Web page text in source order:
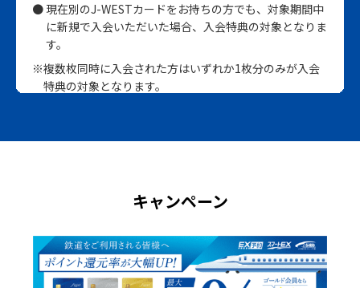
現在別のJ-WESTカードをお持ちの方でも、対象期間中
に新規で入会いただいた場合、入会特典の対象となりま
す。
※複数枚同時に入会された方はいずれか1枚分のみが入会
特典の対象となります。
※複数枚入会した場合、先に入会したカードが入会特典の
は、J-WESTゴールドカードへ券種変更された際、ゴー
※J-WESTカードで入会特典が付与されていない場合は、
J-WESTゴールドカードの入会特典（4,000ポイント）を
付与いたします。
キャンペーン